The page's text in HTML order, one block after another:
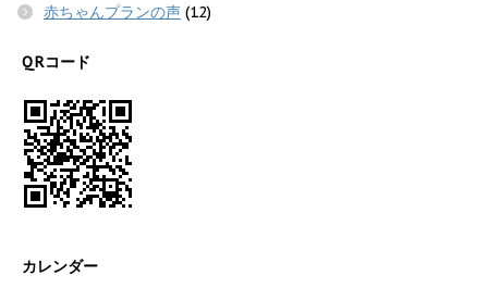
赤ちゃんプランの声 (12)
QRコード
カレンダー